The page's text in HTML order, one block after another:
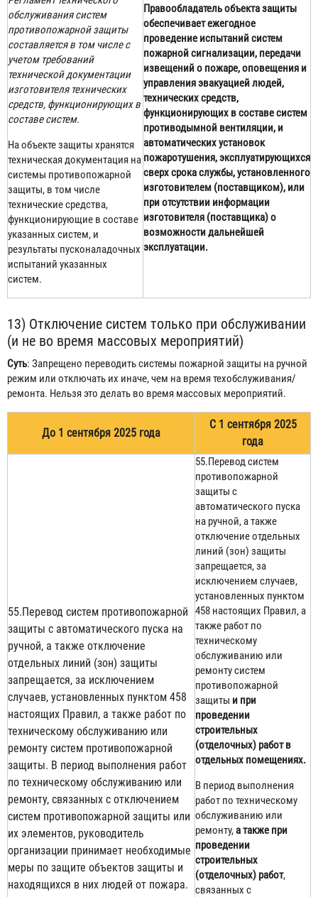
обслуживания систем
противопожарной защиты
составляется в том числе с
учетом требований
технической документации
изготовителя технических
средств, функционирующих в
составе систем.
На объекте защиты хранятся
техническая документация на
системы противопожарной
защиты, в том числе
технические средства,
функционирующие в составе
указанных систем, и
результаты пусконаладочных
испытаний указанных
систем.
Правообладатель объекта защиты
обеспечивает ежегодное
проведение испытаний систем
пожарной сигнализации, передачи
извещений о пожаре, оповещения и
управления эвакуацией людей,
технических средств,
функционирующих в составе систем
противодымной вентиляции, и
автоматических установок
пожаротушения, эксплуатирующихся
сверх срока службы, установленного
изготовителем (поставщиком), или
при отсутствии информации
изготовителя (поставщика) о
возможности дальнейшей
эксплуатации.
13) Отключение систем только при обслуживании
(и не во время массовых мероприятий)
Суть: Запрещено переводить системы пожарной защиты на ручной
режим или отключать их иначе, чем на время техобслуживания/
ремонта. Нельзя это делать во время массовых мероприятий.
До 1 сентября 2025 года
С 1 сентября 2025
года
55.Перевод систем противопожарной
защиты с автоматического пуска на
ручной, а также отключение
отдельных линий (зон) защиты
запрещается, за исключением
случаев, установленных пунктом 458
настоящих Правил, а также работ по
техническому обслуживанию или
ремонту систем противопожарной
защиты. В период выполнения работ
по техническому обслуживанию или
ремонту, связанных с отключением
систем противопожарной защиты или
их элементов, руководитель
организации принимает необходимые
меры по защите объектов защиты и
находящихся в них людей от пожара.
55.Перевод систем
противопожарной
защиты с
автоматического пуска
на ручной, а также
отключение отдельных
линий (зон) защиты
запрещается, за
исключением случаев,
установленных пунктом
458 настоящих Правил, а
также работ по
техническому
обслуживанию или
ремонту систем
противопожарной
защиты и при
проведении
строительных
(отделочных) работ в
отдельных помещениях.
В период выполнения
работ по техническому
обслуживанию или
ремонту,а также при
проведении
строительных
(отделочных) работ,
связанных с